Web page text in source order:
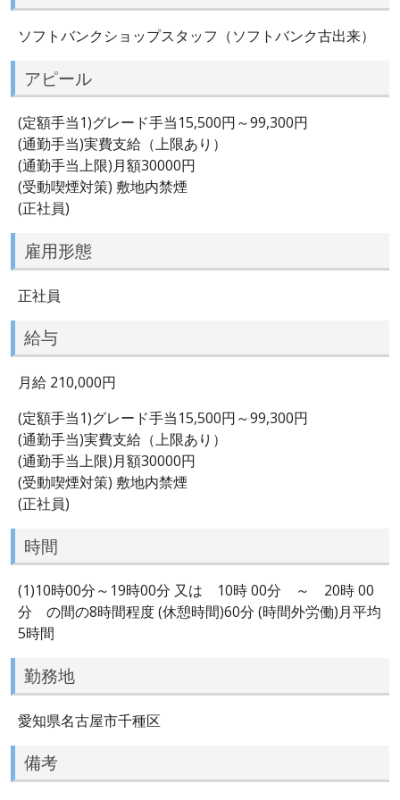
ソフトバンクショップスタッフ（ソフトバンク古出来）
アピール
(定額手当1)グレード手当15,500円～99,300円
(通勤手当)実費支給（上限あり）
(通勤手当上限)月額30000円
(受動喫煙対策) 敷地内禁煙
(正社員)
雇用形態
正社員
給与
月給 210,000円
(定額手当1)グレード手当15,500円～99,300円
(通勤手当)実費支給（上限あり）
(通勤手当上限)月額30000円
(受動喫煙対策) 敷地内禁煙
(正社員)
時間
(1)10時00分～19時00分 又は 10時 00分 ～ 20時 00
分 の間の8時間程度 (休憩時間)60分 (時間外労働)月平均
5時間
勤務地
愛知県名古屋市千種区
備考